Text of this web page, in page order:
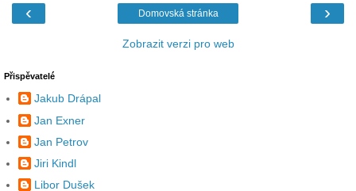
‹ ›
Domovská stránka
Zobrazit verzi pro web
Přispěvatelé
Jakub Drápal
Jan Exner
Jan Petrov
Jiri Kindl
Libor Dušek